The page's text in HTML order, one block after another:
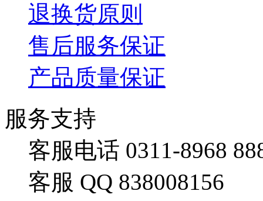
退换货原则
售后服务保证
产品质量保证
服务支持
客服电话 0311-8968
客服 QQ 838008156